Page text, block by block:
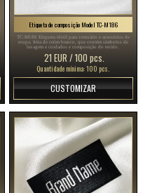
Etiqueta de composição Model TC-M186
TC-M186 Etiqueta têxtil para vestuário e acessórios de
roupa, feita de cetim branco, que contém símbolos de
lavagem e cuidados e composição do tecido.
21 EUR / 100 pcs.
Quantidade mínima: 100 pcs.
CUSTOMIZAR